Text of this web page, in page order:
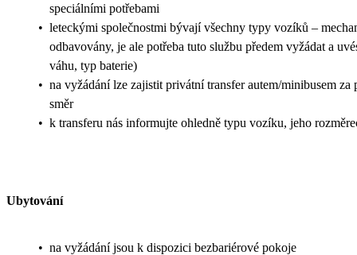
speciálními potřebami
• leteckými společnostmi bývají všechny typy vozíků –
odbavovány, je ale potřeba tuto službu předem vyžádat a
váhu, typ baterie)
• na vyžádání lze zajistit privátní transfer autem/minibusem
směr
• k transferu nás informujte ohledně typu vozíku, jeho
Ubytování
• na vyžádání jsou k dispozici bezbariérové pokoje